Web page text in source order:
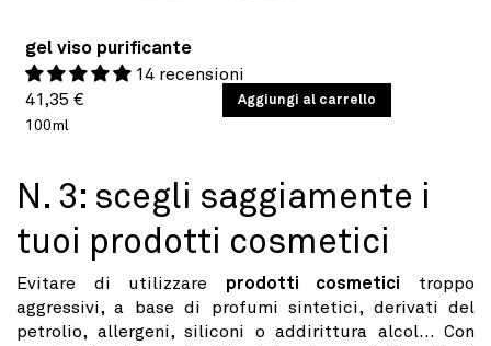
gel viso purificante
14 recensioni
Prezzo
di
41,35 €
PREZZO
UNITARIO
/
100ml
Aggiungi al carrello
N. 3: scegli saggiamente i
tuoi prodotti cosmetici
Evitare di utilizzare prodotti cosmetici troppo
aggressivi, a base di profumi sintetici, derivati ​​del
petrolio, allergeni, siliconi o addirittura alcol... Con